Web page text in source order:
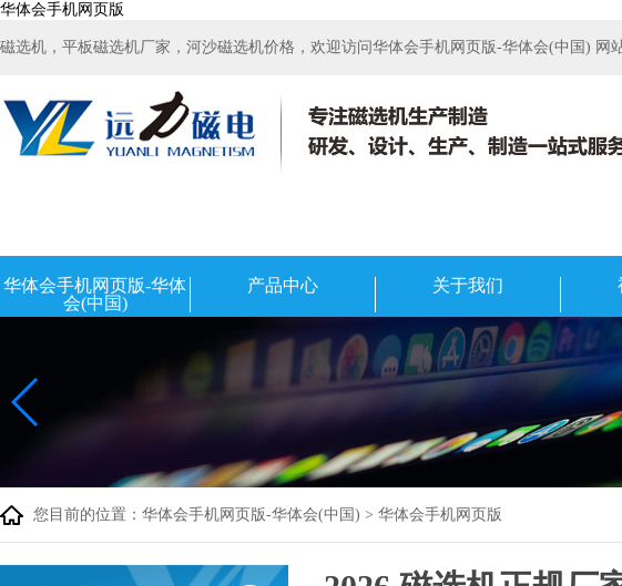
华体会手机网页版
磁选机，平板磁选机厂家，河沙磁选机价格，欢迎访问华体会手机网页版-华体会(中国) 网
华体会手机网页版-华体
会(中国)
产品中心 关于我们
您目前的位置： 华体会手机网页版-华体会(中国) > 华体会手机网页版